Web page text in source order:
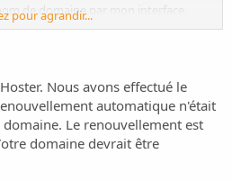
de domaine par mon interface,
est "expired" quand j'essaie de le
veux le réserver).
planethoster pourrait me lire.
mon interface que le nom de
n'ai plus qu'à attendre la
pour agrandir...
Nous avons effectué le
automatique n'était
Le renouvellement est
domaine devrait être